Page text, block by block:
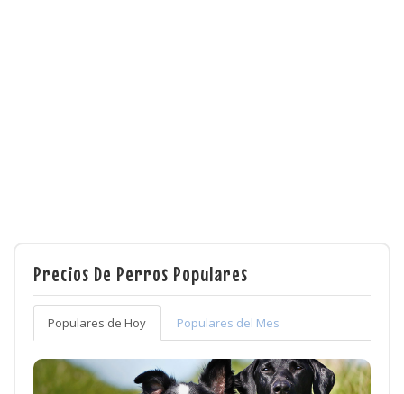
Precios De Perros Populares
Populares de Hoy Populares del Mes